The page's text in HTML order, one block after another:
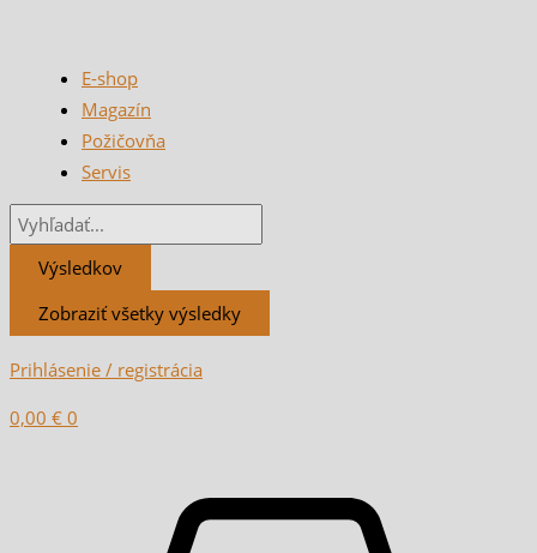
E-shop
Magazín
Požičovňa
Servis
Výsledkov
Zobraziť všetky výsledky
Prihlásenie / registrácia
0,00 € 0